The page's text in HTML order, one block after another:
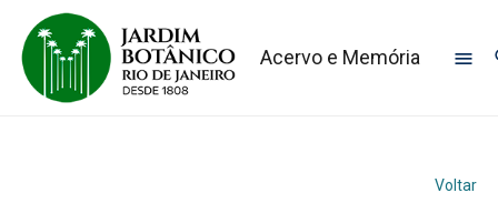
Acervo e Memória
Voltar